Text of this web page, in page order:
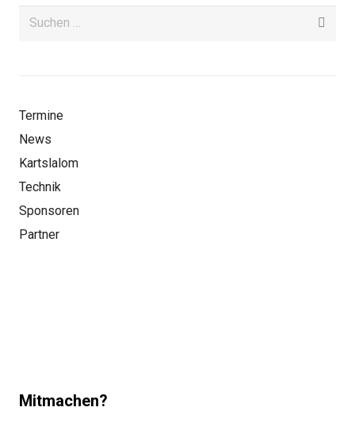
Suchen
Termine
News
Kartslalom
Technik
Sponsoren
Partner
Mitmachen?